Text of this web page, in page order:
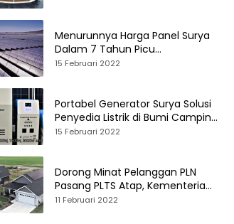
Menurunnya Harga Panel Surya
Dalam 7 Tahun Picu
Tumbuhnya PLTS Global
15 Februari 2022
Portabel Generator Surya Solusi
Penyedia Listrik di Bumi Camping
dan Perkemahan
15 Februari 2022
Dorong Minat Pelanggan PLN
Pasang PLTS Atap, Kementerian
ESDM Luncurkan Paket Hibah SEF
11 Februari 2022